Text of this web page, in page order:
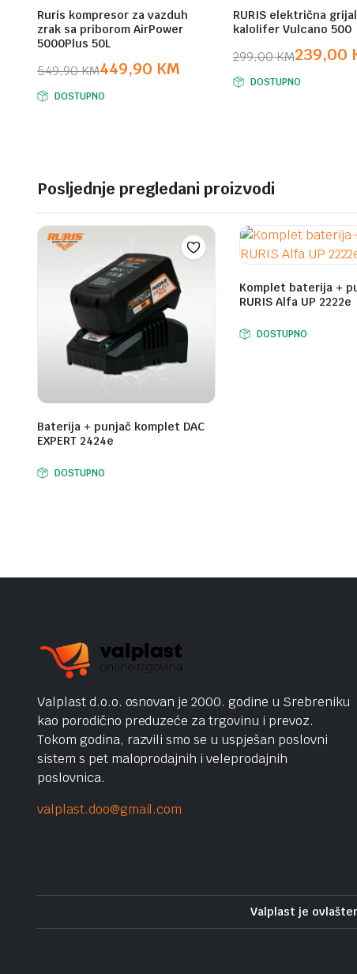
Ruris kompresor za vazduh
zrak sa priborom AirPower
5000Plus 50L
549,90KM
Original
price
449,90 KM
Current
price
DOSTUPNO
RURIS električna
kalolifer Vulcano 500
299,00KM
Original
price
239,00
Current
price
DOSTUPNO
Posljednje pregledani proizvodi
Baterija + punjač komplet DAC
EXPERT 2424e
DOSTUPNO
Komplet baterija +
RURIS Alfa UP 2222e
DOSTUPNO
Valplast d.o.o. osnovan je 2000. godine u Srebreniku
kao porodično preduzeće za trgovinu i prevoz.
Tokom godina, razvili smo se u uspješan poslovni
sistem s pet maloprodajnih i veleprodajnih
poslovnica.
valplast.doo@gmail.com
Valplast je